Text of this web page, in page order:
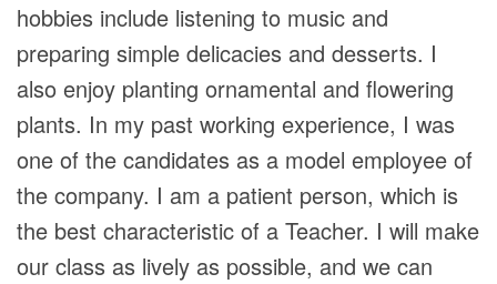
hobbies include listening to music and
preparing simple delicacies and desserts. I
also enjoy planting ornamental and flowering
plants. In my past working experience, I was
one of the candidates as a model employee of
the company. I am a patient person, which is
the best characteristic of a Teacher. I will make
our class as lively as possible, and we can